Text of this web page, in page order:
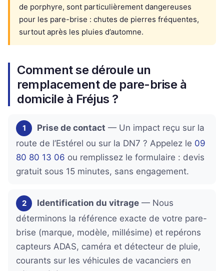
de porphyre, sont particulièrement dangereuses
pour les pare-brise : chutes de pierres fréquentes,
surtout après les pluies d’automne.
Comment se déroule un
remplacement de pare-brise à
domicile à Fréjus ?
1 Prise de contact — Un impact reçu sur la
route de l’Estérel ou sur la DN7 ? Appelez le 09
80 80 13 06 ou remplissez le formulaire : devis
gratuit sous 15 minutes, sans engagement.
2 Identification du vitrage — Nous
déterminons la référence exacte de votre pare-
brise (marque, modèle, millésime) et repérons
capteurs ADAS, caméra et détecteur de pluie,
courants sur les véhicules de vacanciers en